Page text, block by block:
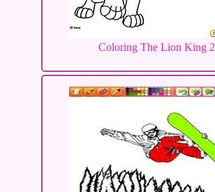
Coloring The Lion King 2